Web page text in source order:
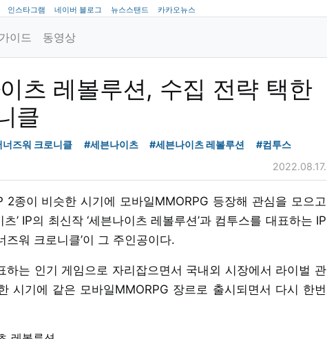
인스타그램 네이버 블로그 뉴스스탠드 카카오뉴스
가이드 동영상
츠 레볼루션, 수집 전략 택한
클
즈워 크로니클 #세븐나이츠 #세븐나이츠 레볼루션 #컴투스
2022.08.17.
2종이 비슷한 시기에 모바일MMORPG 등장해 관심을 모으고
’ IP의 최신작 ‘세븐나이츠 레볼루션’과 컴투스를 대표하는 IP
즈워 크로니클’이 그 주인공이다.
하는 인기 게임으로 자리잡으면서 국내외 시장에서 라이벌 관
시기에 같은 모바일MMORPG 장르로 출시되면서 다시 한번